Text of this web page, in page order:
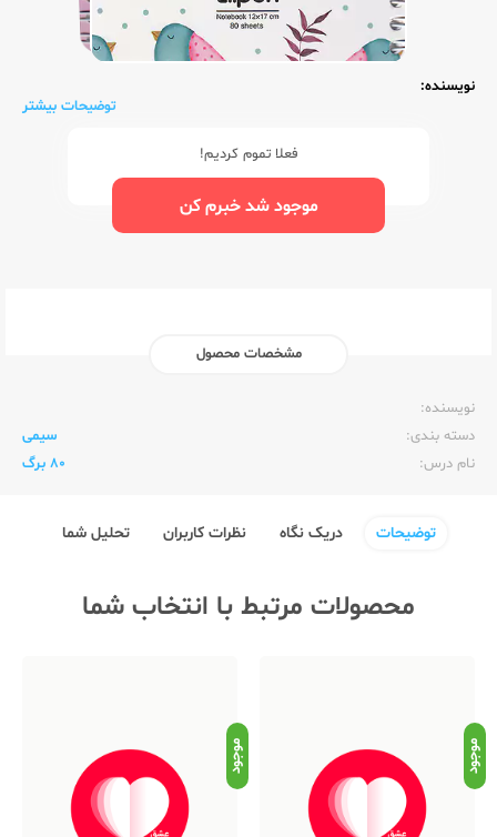
نویسنده:
توضیحات بیشتر
فعلا تموم کردیم!
موجود شد خبرم کن
مشخصات محصول
نویسنده:‌
دسته بندی:
سیمی
نام درس:
80 برگ
توضیحات دریک نگاه نظرات کاربران تحلیل شما
محصولات مرتبط با انتخاب شما
موجود موجود